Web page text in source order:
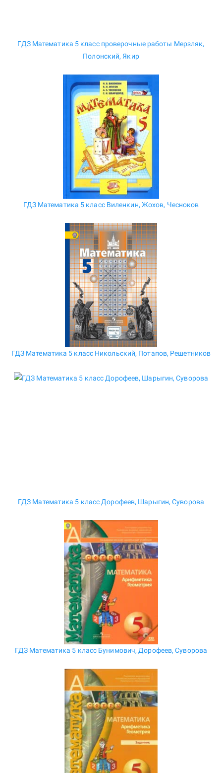
ГДЗ Математика 5 класс проверочные работы Мерзляк,
Полонский, Якир
ГДЗ Математика 5 класс Виленкин, Жохов, Чесноков
ГДЗ Математика 5 класс Никольский, Потапов, Решетников
ГДЗ Математика 5 класс Дорофеев, Шарыгин, Суворова
ГДЗ Математика 5 класс Бунимович, Дорофеев, Суворова